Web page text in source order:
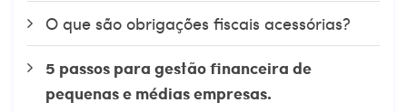
O que são obrigações fiscais acessórias?
5 passos para gestão financeira de
pequenas e médias empresas.